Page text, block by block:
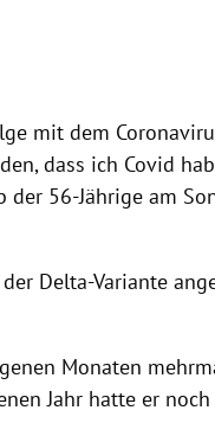
mit dem
dass ich Covid
der 56-Jährige am
Delta-Variante
Monaten
Jahr hatte er noch